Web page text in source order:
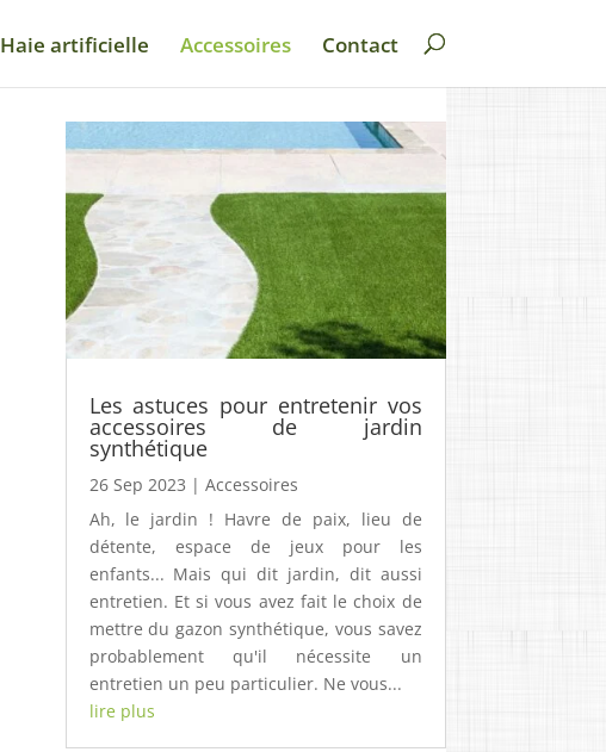
Haie artificielle Accessoires Contact
Les astuces pour entretenir vos
accessoires de jardin
synthétique
26 Sep 2023 | Accessoires
Ah, le jardin ! Havre de paix, lieu de
détente, espace de jeux pour les
enfants... Mais qui dit jardin, dit aussi
entretien. Et si vous avez fait le choix de
mettre du gazon synthétique, vous savez
probablement qu'il nécessite un
entretien un peu particulier. Ne vous...
lire plus